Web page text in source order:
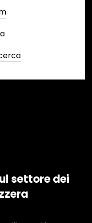
settore dei